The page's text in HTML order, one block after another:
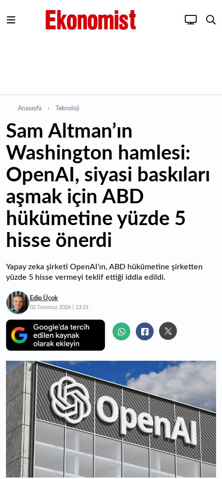
Anasayfa Teknoloji
Sam Altman’ın
Washington hamlesi:
OpenAI, siyasi baskıları
aşmak için ABD
hükümetine yüzde 5
hisse önerdi
Yapay zeka şirketi OpenAI'ın, ABD hükümetine şirketten
yüzde 5 hisse vermeyi teklif ettiği iddia edildi.
Edip Üçok
02 Temmuz 2026 | 13:21